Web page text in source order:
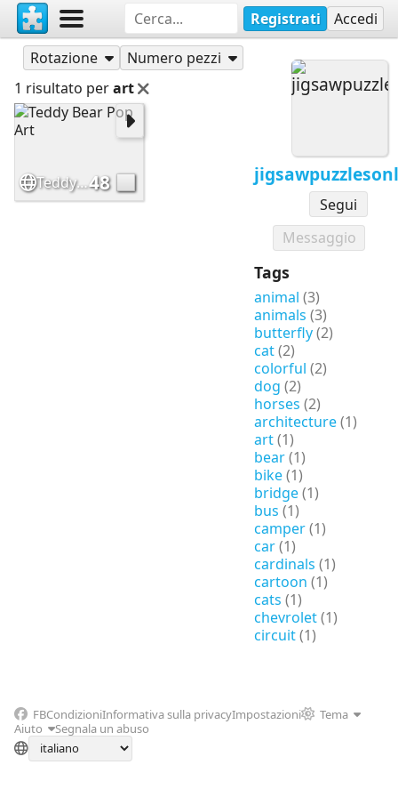
Registrati Accedi
Segui
Messaggio
Tags
animal (3)
animals (3)
butterfly(2)
cat(2)
colorful (2)
dog (2)
horses (2)
architecture(1)
art(1)
bear(1)
bike(1)
bridge(1)
bus (1)
camper(1)
car(1)
cardinals (1)
cartoon (1)
cats (1)
chevrolet(1)
circuit(1)
jigsawpuzzlesonline
Puzzle
Rotazione
Numero pezzi
1 risultato perart
Teddy Bear Pop Art48
FBCondizioniInformativa sulla privacyImpostazioni
Tema
Aiuto
Segnala un abuso